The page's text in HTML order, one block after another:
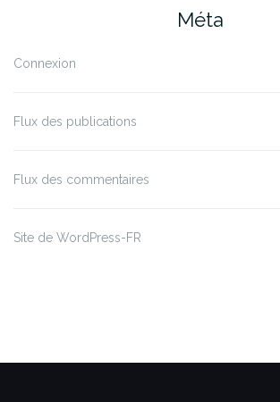
Méta
Connexion
Flux des publications
Flux des commentaires
Site de WordPress-FR